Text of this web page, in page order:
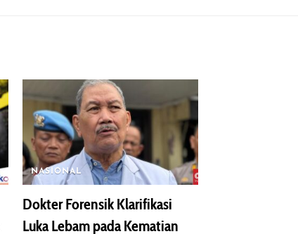
NASIONAL
Dokter Forensik Klarifikasi
Luka Lebam pada Kematian